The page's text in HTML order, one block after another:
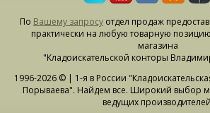
По Вашему запросуотдел продаж
практически на любую товарную
магазина
"Кладоискательской конторы
1996-2026 © | 1-я в России
Порываева". Найдем все. Широкий выбор
ведущих